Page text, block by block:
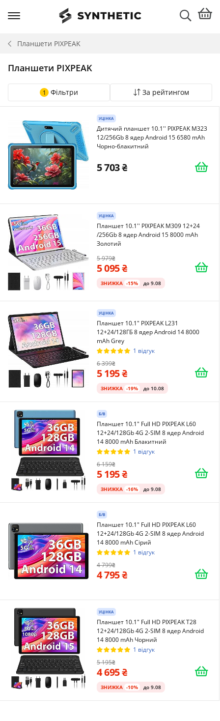
Планшети PIXPEAK
Планшети PIXPEAK
1 Фільтри За рейтингом
УЦІНКА
Дитячий планшет 10.1'' PIXPEAK M323
12/256Gb 8 ядер Android 15 6580 mAh
Чорно-блакитний
5 703
УЦІНКА
Планшет 10.1'' PIXPEAK M309 12+24
/256Gb 8 ядер Android 15 8000 mAh
Золотий
5 979
5 095
ЗНИЖКА -15% до 9.08
УЦІНКА
Планшет 10.1" PIXPEAK L231
12+24/128ГБ 8 ядер Android 14 8000
mAh Grey
1 відгук
6 399
5 195
ЗНИЖКА -19% до 10.08
Б/В
Планшет 10.1" Full HD PIXPEAK L60
12+24/128Gb 4G 2-SIM 8 ядер Android
14 8000 mAh Блакитний
1 відгук
6 159
5 195
ЗНИЖКА -16% до 9.08
Б/В
Планшет 10.1" Full HD PIXPEAK L60
12+24/128Gb 4G 2-SIM 8 ядер Android
14 8000 mAh Сірий
1 відгук
4 799
4 795
УЦІНКА
Планшет 10.1" Full HD PIXPEAK T28
12+24/128Gb 4G 2-SIM 8 ядер Android
14 8000 mAh Чорний
1 відгук
5 195
4 695
ЗНИЖКА -10% до 9.08